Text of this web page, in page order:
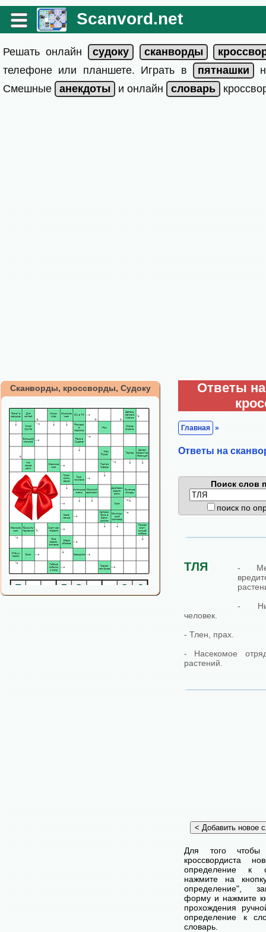
Scanvord.net
Решать онлайн
телефоне или планшете. Играть в
Смешные
и онлайн
Сканворды, кроссворды, Судоку
Ответы
Главная »
Ответы на
Поиск слов
поиск по
ТЛЯ
-
-
человек.
- Тлен, прах.
- Насекомое
растений.
Для того чтобы
кроссвордиста
определение к
нажмите на
определение",
форму и нажмите
прохождения
определение к
словарь.